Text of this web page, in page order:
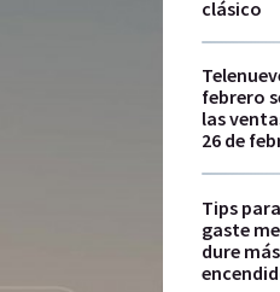
clásico
febrero
las
26 de
Tips
gaste
dure